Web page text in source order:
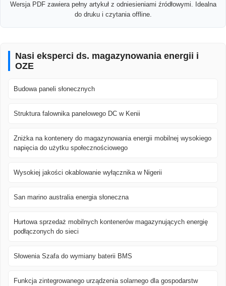
Wersja PDF zawiera pełny artykuł z odniesieniami źródłowymi. Idealna
do druku i czytania offline.
Nasi eksperci ds. magazynowania energii i
OZE
Budowa paneli słonecznych
Struktura falownika panelowego DC w Kenii
Zniżka na kontenery do magazynowania energii mobilnej wysokiego
napięcia do użytku społecznościowego
Wysokiej jakości okablowanie wyłącznika w Nigerii
San marino australia energia słoneczna
Hurtowa sprzedaż mobilnych kontenerów magazynujących energię
podłączonych do sieci
Słowenia Szafa do wymiany baterii BMS
Funkcja zintegrowanego urządzenia solarnego dla gospodarstw